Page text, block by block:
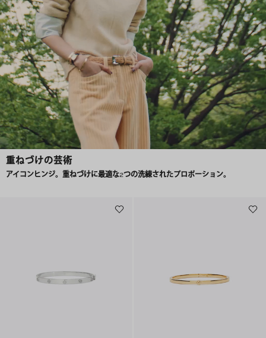
重ねづけの芸術
アイコンヒンジ。重ねづけに最適な2つの洗練されたプロポーション。